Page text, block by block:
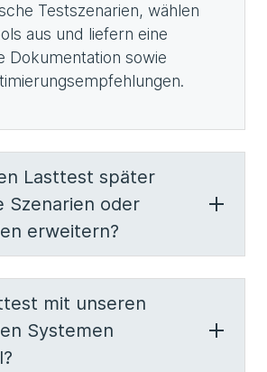
Testszenarien, wählen
aus und liefern eine
Dokumentation sowie
Lasttest später
Szenarien oder
erweitern?
mit unseren
Systemen